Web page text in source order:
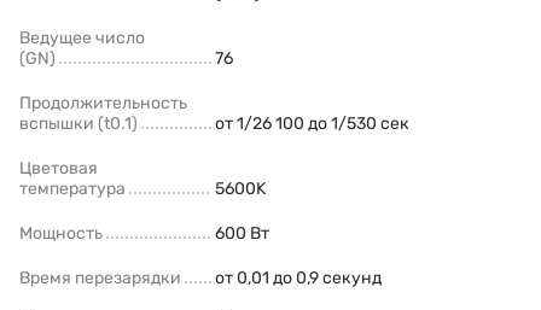
Ведущее число
(GN)
76
Продолжительность
вспышки (t0.1)
от 1/26 100 до 1/530 сек
Цветовая
температура
5600K
Мощность 600 Вт
Время перезарядки от 0,01 до 0,9 секунд